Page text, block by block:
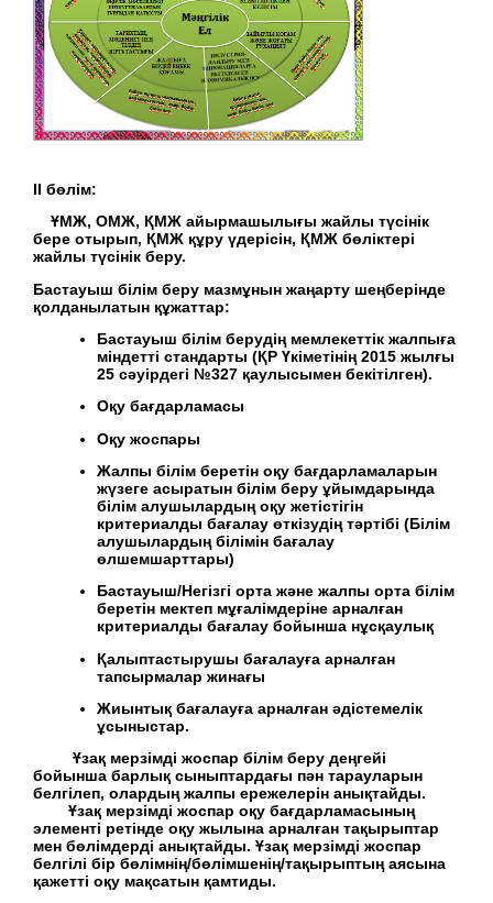
ІІ бөлім:
ҰМЖ, ОМЖ, ҚМЖ айырмашылығы жайлы түсінік
бере отырып, ҚМЖ құру үдерісін, ҚМЖ бөліктері
жайлы түсінік беру.
Бастауыш білім беру мазмұнын жаңарту шеңберінде
қолданылатын құжаттар:
Бастауыш білім берудің мемлекеттік жалпыға
міндетті стандарты (ҚР Үкіметінің 2015 жылғы
25 сәуірдегі №327 қаулысымен бекітілген).
Оқу бағдарламасы
Оқу жоспары
Жалпы білім беретін оқу бағдарламаларын
жүзеге асыратын білім беру ұйымдарында
білім алушылардың оқу жетістігін
критериалды бағалау өткізудің тәртібі (Білім
алушылардың білімін бағалау
өлшемшарттары)
Бастауыш/Негізгі орта және жалпы орта білім
беретін мектеп мұғалімдеріне арналған
критериалды бағалау бойынша нұсқаулық
Қалыптастырушы бағалауға арналған
тапсырмалар жинағы
Жиынтық бағалауға арналған әдістемелік
ұсыныстар.
Ұзақ мерзімді жоспар білім беру деңгейі
бойынша барлық сыныптардағы пән тарауларын
белгілеп, олардың жалпы ережелерін анықтайды.
Ұзақ мерзімді жоспар оқу бағдарламасының
элементі ретінде оқу жылына арналған тақырыптар
мен бөлімдерді анықтайды. Ұзақ мерзімді жоспар
белгілі бір бөлімнің/бөлімшенің/тақырыптың аясына
қажетті оқу мақсатын қамтиды.